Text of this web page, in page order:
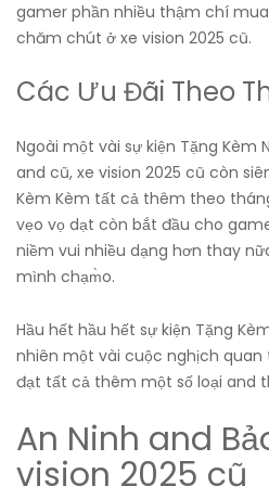
gamer phần nhiều thậm chí
chăm chút ở xe vision 2025 cũ.
Các Ưu Đãi Theo
Ngoài một vài sự kiện Tặng Kèm
and cũ, xe vision 2025 cũ còn
Kèm Kèm tất cả thêm theo
vẹo vọ dạt còn bắt đầu cho
niềm vui nhiều dạng hơn thay
mình chạm̀o.
Hầu hết hầu hết sự kiện Tặng
nhiên một vài cuộc nghịch quan
đạt tất cả thêm một số loại and
An Ninh and
vision 2025 cũ